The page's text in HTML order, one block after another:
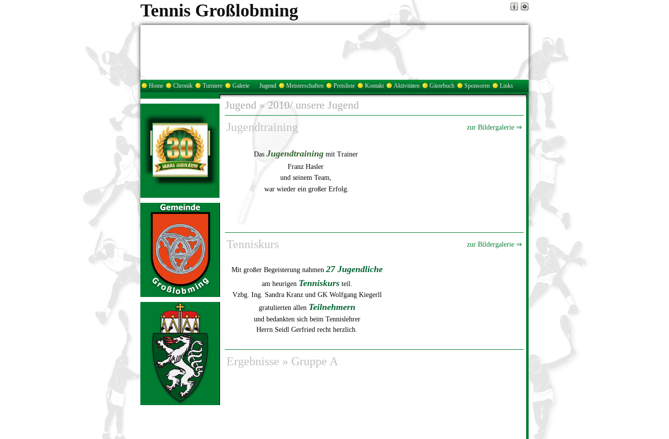
Tennis Großlobming
Home Chronik Turniere Galerie Jugend Meisterschaften Preisliste Kontakt Aktivitäten Gästebuch Sponsoren Links
Jugend »2010/ unsere Jugend
Jugendtraining zur Bildergalerie ⇒
Das Jugendtraining mit Trainer
Franz Hasler
und seinem Team,
war wieder ein großer Erfolg.
Tenniskurs zur Bildergalerie ⇒
Mit großer Begeisterung nahmen27 Jugendliche
am heurigen Tenniskurs teil.
Vzbg. Ing. Sandra Kranz und GK Wolfgang Kiegerll
gratulierten allen Teilnehmern
und bedankten sich beim Tennislehrer
Herrn Seidl Gerfried recht herzlich.
Ergebnisse » Gruppe A